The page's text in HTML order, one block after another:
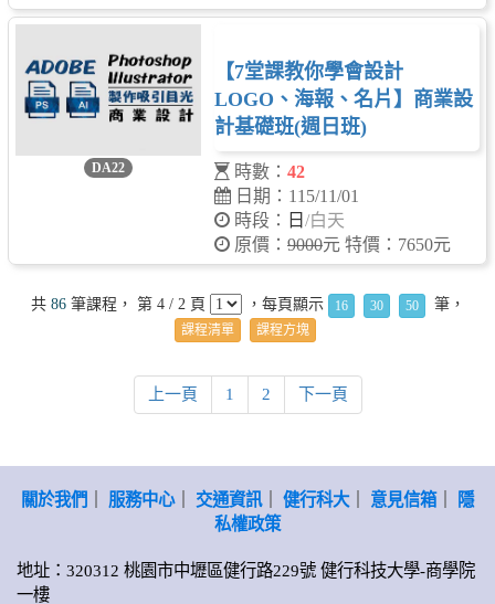
DA22
【7堂課教你學會設計
LOGO、海報、名片】商業設
計基礎班(週日班)
時數： 42
日期：115/11/01
時段：
日 /白天
原價： 9000元 特價：7650元
共 86筆課程， 第 4 / 2 頁 ，每頁顯示 16 30 50 筆，
課程清單 課程方塊
上一頁 1 2 下一頁
關於我們 服務中心｜ 交通資訊｜ 健行科大｜ 意見信箱｜
隱
私權政策
地址：320312 桃園市中壢區健行路229號 健行科技大學-商學院
一樓